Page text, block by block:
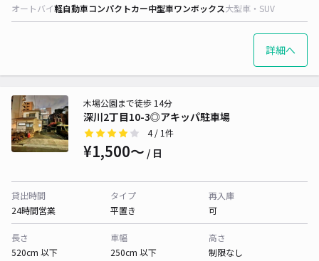
オートバイ軽自動車コンパクトカー中型車ワンボックス大型車・SUV
詳細へ
深川2丁目10-3◎アキッパ駐車場
木場公園まで徒歩 14分
4/ 1件
¥1,500〜 / 日
貸出時間
24時間営業
タイプ
平置き
再入庫
可
長さ
520cm 以下
車幅
250cm 以下
高さ
制限なし